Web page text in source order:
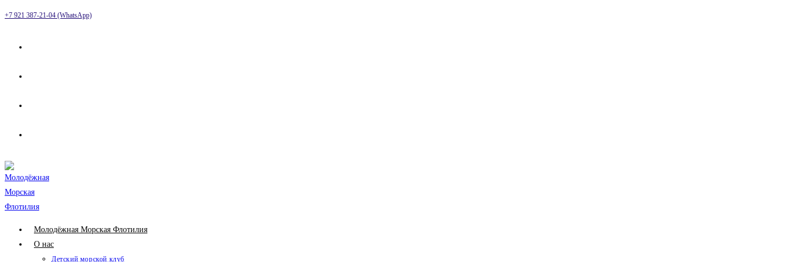
Перейти
+7 921 387-21-04 (WhatsApp)
Молодёжная Морская Флотилия
О нас
Детский морской клуб